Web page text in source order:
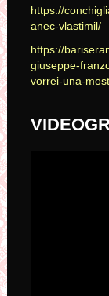
https://
anec-vlastimil/
https://
giuseppe-
vorrei-una-